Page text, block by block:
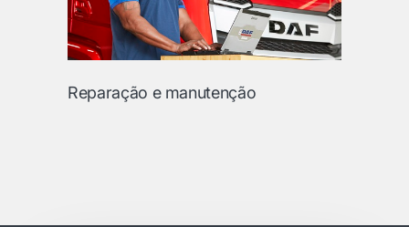
Reparação e manutenção